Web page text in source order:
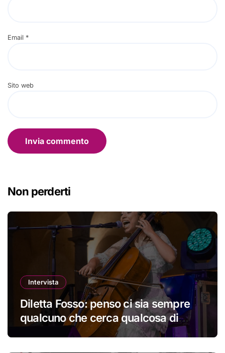
Email *
Sito web
Non perderti
Intervista
Diletta Fosso: penso ci sia sempre
qualcuno che cerca qualcosa di